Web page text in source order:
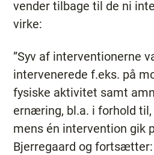
vender tilbage til de ni
virke:
”Syv af interventionerne
intervenerede f.eks. på
fysiske aktivitet samt
ernæring, bl.a. i forhold
mens én intervention gik
Bjerregaard og fortsætter: